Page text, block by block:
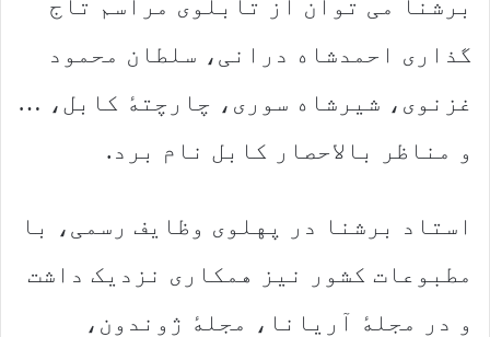
برشنا می توان از تابلوی مراسم تاج
گذاری احمدشاه درانی، سلطان محمود
غزنوی، شیرشاه سوری، چارچتهٔ کابل، …
و مناظر بالاحصار کابل نام برد.
استاد برشنا در پهلوی وظایف رسمی، با
مطبوعات کشور نیز همکاری نزدیک داشت
و در مجلهٔ آریانا، مجلهٔ ژوندون،